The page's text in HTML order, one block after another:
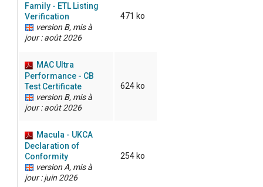
Family - ETL Listing
Verification
version B, mis à
jour : août 2026
471 ko
MAC Ultra
Performance - CB
Test Certificate
version B, mis à
jour : août 2026
624 ko
Macula - UKCA
Declaration of
Conformity
version A, mis à
jour : juin 2026
254 ko